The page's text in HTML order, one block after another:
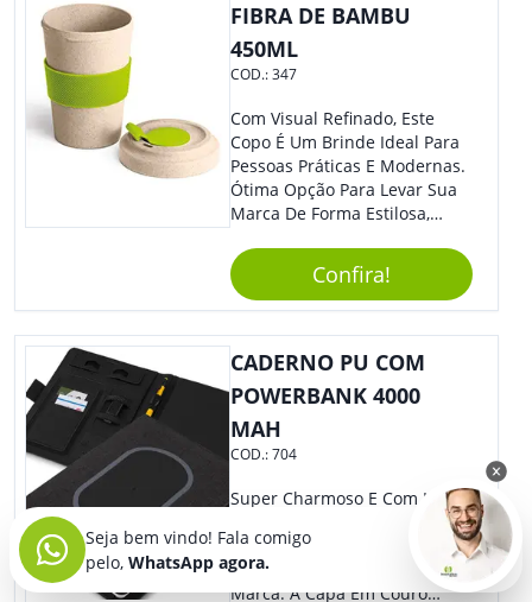
FIBRA DE BAMBU
450ML
COD.:347
Com Visual Refinado, Este
Copo É Um Brinde Ideal Para
Pessoas Práticas E Modernas.
Ótima Opção Para Levar Sua
Marca De Forma Estilosa,
Empresa Em Eventos,
Reuniões Corporativas Ou Até
Mesmo Para Presentear
Colaboradores.
Confira!
CADERNO PU COM
POWERBANK 4000
MAH
COD.:704
Super Charmoso E Com Lindo
Design, Nosso Caderno É O
Brinde Certo Para Ser
Personalizado Com Sua
Marca. A Capa Em Couro
Seja bem vindo! Fala comigo
pelo, WhatsApp agora.